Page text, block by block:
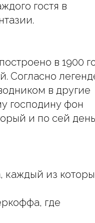
гостя в
в 1900
Согласно
в другие
господину фон
и по сей день
каждый из
где